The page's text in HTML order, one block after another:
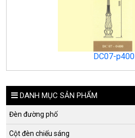
DC07-p400
DANH MỤC SẢN PHẨM
Đèn đường phố
Cột đèn chiếu sáng